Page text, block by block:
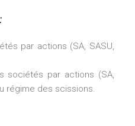
par actions (SA, SASU,
sociétés par actions (SA,
régime des scissions.